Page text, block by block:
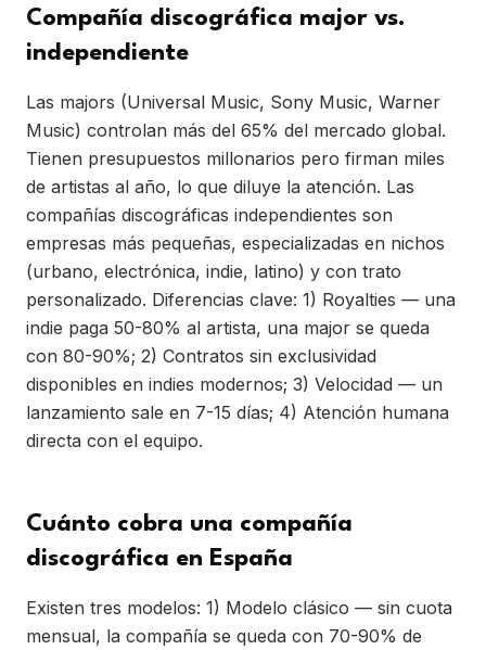
Compañía discográfica major vs.
independiente
Las majors (Universal Music, Sony Music, Warner
Music) controlan más del 65% del mercado global.
Tienen presupuestos millonarios pero firman miles
de artistas al año, lo que diluye la atención. Las
compañías discográficas independientes son
empresas más pequeñas, especializadas en nichos
(urbano, electrónica, indie, latino) y con trato
personalizado. Diferencias clave: 1) Royalties — una
indie paga 50-80% al artista, una major se queda
con 80-90%; 2) Contratos sin exclusividad
disponibles en indies modernos; 3) Velocidad — un
lanzamiento sale en 7-15 días; 4) Atención humana
directa con el equipo.
Cuánto cobra una compañía
discográfica en España
Existen tres modelos: 1) Modelo clásico — sin cuota
mensual, la compañía se queda con 70-90% de